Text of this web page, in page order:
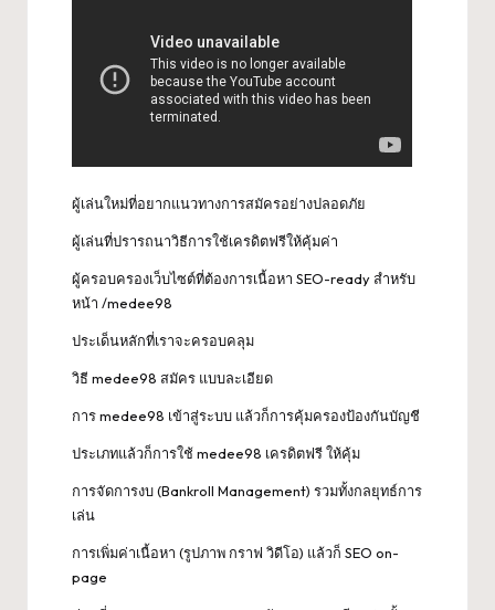
ผู้เล่นใหม่ที่อยากแนวทางการสมัครอย่างปลอดภัย
ผู้เล่นที่ปรารถนาวิธีการใช้เครดิตฟรีให้คุ้มค่า
ผู้ครอบครองเว็บไซต์ที่ต้องการเนื้อหา SEO-ready สำหรับ
หน้า /medee98
ประเด็นหลักที่เราจะครอบคลุม
วิธี medee98 สมัคร แบบละเอียด
การ medee98 เข้าสู่ระบบ แล้วก็การคุ้มครองป้องกันบัญชี
ประเภทแล้วก็การใช้ medee98 เครดิตฟรี ให้คุ้ม
การจัดการงบ (Bankroll Management) รวมทั้งกลยุทธ์การ
เล่น
การเพิ่มค่าเนื้อหา (รูปภาพ กราฟ วิดีโอ) แล้วก็ SEO on-
page